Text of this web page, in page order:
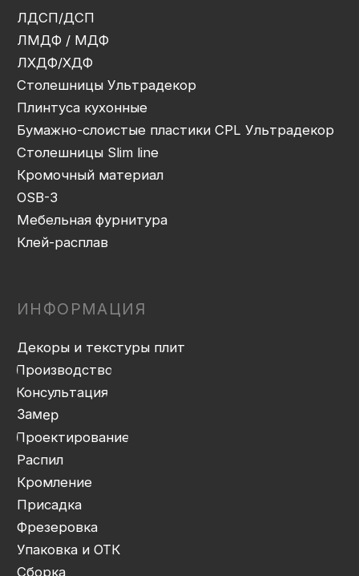
Дизайн сайта: artandkate
Фрезеровка
Упаковка и ОТК
Присадка
Монтаж
Сборка
Прайс-лист
Контакты
Политика конфиденциальности